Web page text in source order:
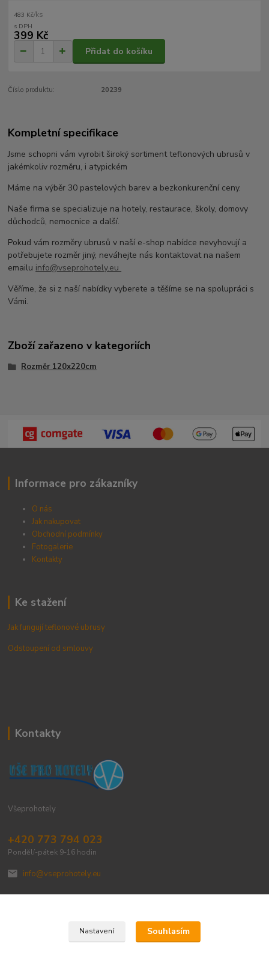
483 Kč/ks
399 Kč
Přidat do košíku
Číslo produktu: 20239
Kompletní specifikace
Jsme schopni vám vyrobit široký sortiment teflonových ubrusů v
jakémkoliv rozměru, i atypickém
Máme na výběr 30 pastelových barev a bezkonkurenční ceny.
Naše firma se specializuje na hotely, restaurace, školy, domovy
důchodců, nemocnice a další.
Pokud vám rozměry ubrusů v naší e-shop nabídce nevyhovují a
potřebujete rozměr jiný, neváhejte nás kontaktovat na našem
emailu info@vseprohotely.eu
Věříme, že si z naší nabídky vyberete a těšíme se na spolupráci s
Vámi.
Zboží zařazeno v kategoriích
Rozměr 120x220cm
Informace pro zákazníky
O nás
Jak nakupovat
Obchodní podmínky
Fotogalerie
Kontakty
Ke stažení
Jak fungují teflonové ubrusy
Odstoupení od smlouvy
Kontakty
Všeprohotely
+420 773 794 023
Pondělí-pátek 9-16 hodin
info@vseprohotely.eu
Upravit sběr cookies.
Nastavení Souhlasím